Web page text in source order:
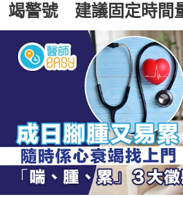
竭警號 建議固定時間